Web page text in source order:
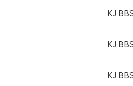
KJ
KJ
KJ